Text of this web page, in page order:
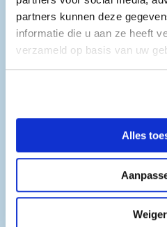
partners kunnen deze
informatie die u aan ze heeft
verzameld op basis van uw
Alles
Dinsdag 17 maart 2026
Ochtend van 9.00 tot 12.00
Donderdag 19 maart 2026
https://breinbegrip.nl